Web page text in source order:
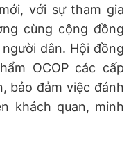
với sự tham gia
cùng cộng đồng
dân. Hội đồng
OCOP các cấp
bảo đảm việc đánh
khách quan, minh